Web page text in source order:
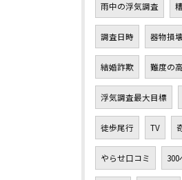
雨中の浮気調査
調査日時 器物損
結婚詐欺 難度の
浮気調査最大目標
徒歩尾行 TV
やらせ口コミ